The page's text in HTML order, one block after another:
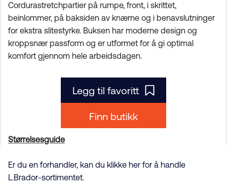
Cordurastretchpartier på rumpe, front, i skrittet,
beinlommer, på baksiden av knærne og i benavslutninger
for ekstra slitestyrke. Buksen har moderne design og
kroppsnær passform og er utformet for å gi optimal
komfort gjennom hele arbeidsdagen.
Legg til favoritt
Finn butikk
Størrelsesguide
Er du en forhandler, kan du klikke her for å handle
L.Brador-sortimentet.